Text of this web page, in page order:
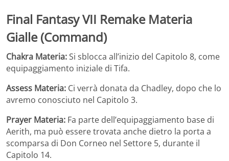
Final Fantasy VII Remake Materia
Gialle (Command)
Chakra Materia:Si sblocca all’inizio del Capitolo 8, come
equipaggiamento iniziale di Tifa.
Assess Materia: Ci verrà donata da Chadley, dopo che lo
avremo conosciuto nel Capitolo 3.
Prayer Materia: Fa parte dell’equipaggiamento base di
Aerith, ma può essere trovata anche dietro la porta a
scomparsa di Don Corneo nel Settore 5, durante il
Capitolo 14.